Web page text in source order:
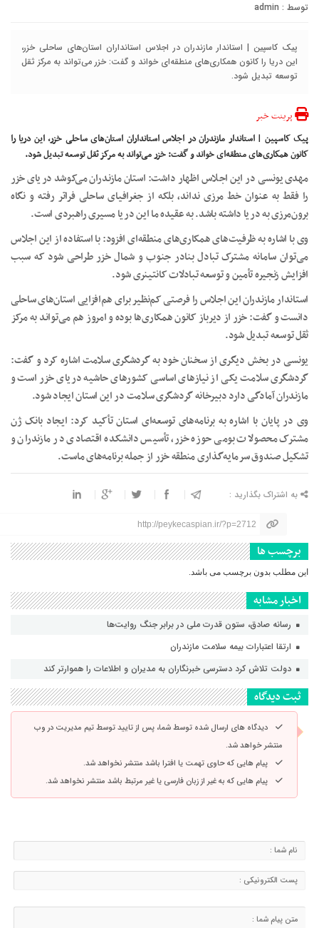
توسط : admin
پیک کاسپین | استاندار مازندران در اجلاس استانداران استان‌های ساحلی خزر،
این دریا را کانون همکاری‌های منطقه‌ای خواند و گفت: خزر می‌تواند به مرکز ثقل
توسعه تبدیل شود.
پرینت خبر
پیک کاسپین | استاندار مازندران در اجلاس استانداران استان‌های ساحلی خزر، این دریا را
کانون همکاری‌های منطقه‌ای خواند و گفت: خزر می‌تواند به مرکز ثقل توسعه تبدیل شود.
مهدی یونسی در این اجلاس اظهار داشت: استان مازندران می‌کوشد دریای خزر
را فقط به عنوان خط مرزی نداند، بلکه از جغرافیای ساحلی فراتر رفته و نگاه
برون‌مرزی به دریا داشته باشد. به عقیده ما این دریا مسیری راهبردی است.
وی با اشاره به ظرفیت‌های همکاری‌های منطقه‌ای افزود: با استفاده از این اجلاس
می‌توان سامانه مشترک تبادل بنادر جنوب و شمال خزر طراحی شود که سبب
افزایش زنجیره تأمین و توسعه تبادلات کانتینری شود.
استاندار مازندران این اجلاس را فرصتی کم‌نظیر برای هم‌افزایی استان‌های ساحلی
دانست و گفت: خزر از دیرباز کانون همکاری‌ها بوده و امروز هم می‌تواند به مرکز
ثقل توسعه تبدیل شود.
یونسی در بخش دیگری از سخنان خود به گردشگری سلامت اشاره کرد و گفت:
گردشگری سلامت یکی از نیازهای اساسی کشورهای حاشیه دریای خزر است و
مازندران آمادگی دارد دبیرخانه گردشگری سلامت در این استان ایجاد شود.
وی در پایان با اشاره به برنامه‌های توسعه‌ای استان تأکید کرد: ایجاد بانک ژن
مشترک محصولات بومی حوزه خزر، تأسیس دانشکده اقتصادی در مازندران و
تشکیل صندوق سرمایه‌گذاری منطقه خزر از جمله برنامه‌های ماست.
به اشتراک بگذارید :
http://peykecaspian.ir/?p=2712
برچسب ها
این مطلب بدون برچسب می باشد.
اخبار مشابه
رسانه‌ صادق، ستون قدرت ملی در برابر جنگ روایت‌ها
ارتقا اعتبارات بیمه سلامت مازندران
دولت تلاش کرد دسترسی خبرنگاران به مدیران و اطلاعات را هموارتر کند
ثبت دیدگاه
دیدگاه های ارسال شده توسط شما، پس از تایید توسط تیم مدیریت در وب
منتشر خواهد شد.
پیام هایی که حاوی تهمت یا افترا باشد منتشر نخواهد شد.
پیام هایی که به غیر از زبان فارسی یا غیر مرتبط باشد منتشر نخواهد شد.